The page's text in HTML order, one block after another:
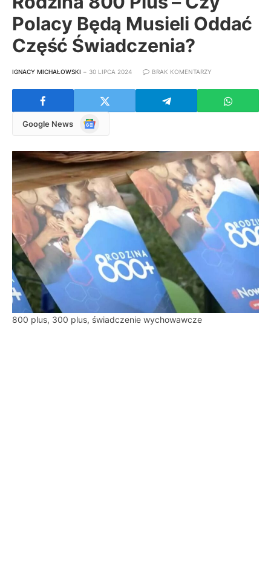
Polacy Będą Musieli Oddać
Część Świadczenia?
IGNACY MICHAŁOWSKI 30 LIPCA 2024 BRAK KOMENTARZY
Google News
Google
800 plus, 300 plus, świadczenie wychowawcze